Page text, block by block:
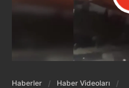
Haberler
Haber Videoları